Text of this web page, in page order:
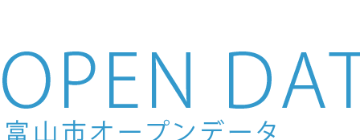
Skip to main content